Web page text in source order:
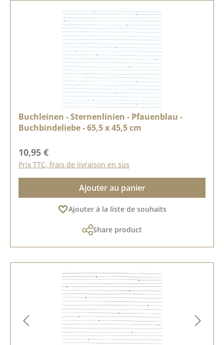
Buchleinen - Sternenlinien - Pfauenblau -
Buchbindeliebe - 65,5 x 45,5 cm
Prix régulier :
10,95 €
Prix TTC, frais de livraison en sus
Ajouter au panier
Ajouter à la liste de souhaits
Share product